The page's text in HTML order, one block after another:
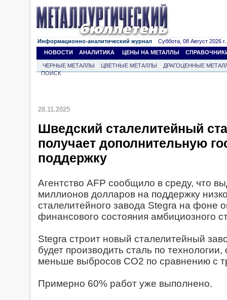
Информационно-аналитический журнал Суббота, 08 Август 2026 г.
НОВОСТИ
АНАЛИТИКА ЦЕНЫ НА МЕТАЛЛЫ
ЧЕРНЫЕ МЕТАЛЛЫ ЦВЕТНЫЕ МЕТАЛЛЫ
ДРАГОЦЕННЫЕ
ПОИСК
28.11.2025
Шведский сталелитейный
получает дополнительную
поддержку
Агентство AFP сообщило в среду, что
миллионов долларов на поддержку
сталелитейного завода Stegra на фоне
финансового состояния амбициозного
Stegra строит новый сталелитейный
будет производить сталь по
меньше выбросов CO2 по сравнению с
Примерно 60% работ уже выполнено.